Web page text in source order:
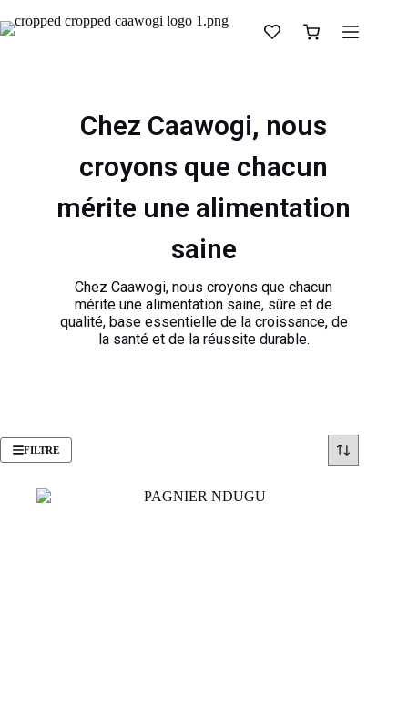
Chez Caawogi, nous
croyons que chacun
mérite une alimentation
saine
Chez Caawogi, nous croyons que chacun
mérite une alimentation saine, sûre et de
qualité, base essentielle de la croissance, de
la santé et de la réussite durable.
FILTRE